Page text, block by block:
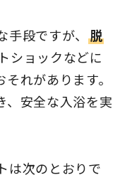
手段ですが、脱
ショックなどに
れがあります。
、安全な入浴を実
は次のとおりで